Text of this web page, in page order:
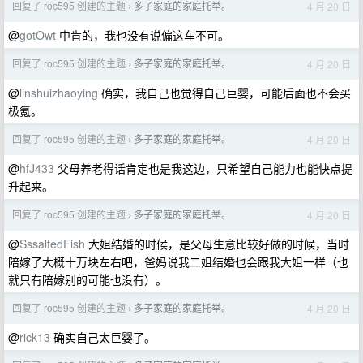
回复了 roc595 创建的主题 › 多子家庭的家庭托举。 4 月 20 日
@gotOwt 中肯的，我也没有说偏这车不可。
回复了 roc595 创建的主题 › 多子家庭的家庭托举。 4 月 20 日
@linshuizhaoying 确实，我自己也觉得自己巨婴，可能后面也不会买
极氪。
回复了 roc595 创建的主题 › 多子家庭的家庭托举。 4 月 20 日
@hfJ433 父母养老得话肯定也是我这边，只希望自己能力也能快点提
升起来。
回复了 roc595 创建的主题 › 多子家庭的家庭托举。 4 月 20 日
@SssaltedFish 大姐结婚的时候，是父母生意比较好做的时候，当时
陪嫁了大概十万块左右吧，爸妈说我二姐结婚也会跟我大姐一样（也
就只有陪嫁别的可能也没有）。
回复了 roc595 创建的主题 › 多子家庭的家庭托举。 4 月 20 日
@rick13 确实自己太巨婴了。